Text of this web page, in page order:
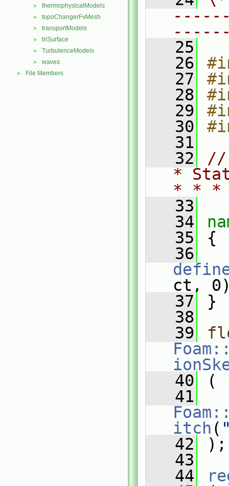
► thermophysicalModels
► topoChangerFvMesh
► transportModels
► triSurface
► TurbulenceModels
► waves
► File Members
   25
   26
   27
   28
   29
   30
   31
   32
//
*
* *
   33
   34
   35
{
   36
ct,
   37
}
   38
   39
   40
(
   41
itch (
   42
);
   43
   44